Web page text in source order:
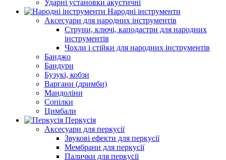
Ударні установки акустичні
Народні інструменти
Аксесуари для народних інструментів
Струни, ключі, каподастри для народних
інструментів
Чохли і стійки для народних інструментів
Банджо
Бандури
Бузукі, кобзи
Варгани (дримби)
Мандоліни
Сопілки
Цимбали
Перкусія
Аксесуари для перкусії
Звукові ефекти для перкусії
Мембрани для перкусії
Палички для перкусії